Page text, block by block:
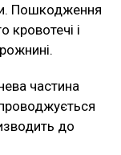
Пошкодження
кровотечі і
частина
до